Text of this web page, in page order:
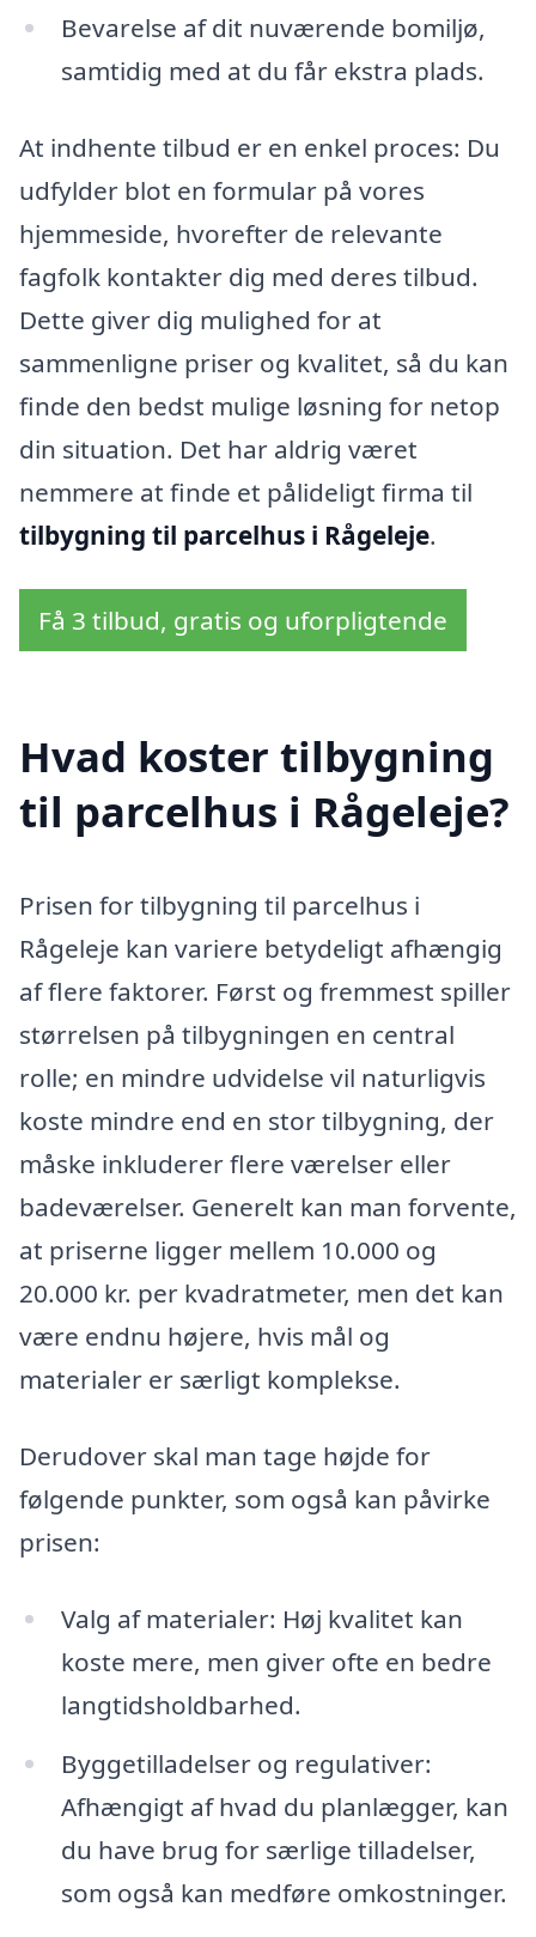
Bevarelse af dit nuværende bomiljø,
samtidig med at du får ekstra plads.
At indhente tilbud er en enkel proces: Du
udfylder blot en formular på vores
hjemmeside, hvorefter de relevante
fagfolk kontakter dig med deres tilbud.
Dette giver dig mulighed for at
sammenligne priser og kvalitet, så du kan
finde den bedst mulige løsning for netop
din situation. Det har aldrig været
nemmere at finde et pålideligt firma til
tilbygning til parcelhus i Rågeleje.
Få 3 tilbud, gratis og uforpligtende
Hvad koster tilbygning
til parcelhus i Rågeleje?
Prisen for tilbygning til parcelhus i
Rågeleje kan variere betydeligt afhængig
af flere faktorer. Først og fremmest spiller
størrelsen på tilbygningen en central
rolle; en mindre udvidelse vil naturligvis
koste mindre end en stor tilbygning, der
måske inkluderer flere værelser eller
badeværelser. Generelt kan man forvente,
at priserne ligger mellem 10.000 og
20.000 kr. per kvadratmeter, men det kan
være endnu højere, hvis mål og
materialer er særligt komplekse.
Derudover skal man tage højde for
følgende punkter, som også kan påvirke
prisen:
Valg af materialer: Høj kvalitet kan
koste mere, men giver ofte en bedre
langtidsholdbarhed.
Byggetilladelser og regulativer:
Afhængigt af hvad du planlægger, kan
du have brug for særlige tilladelser,
som også kan medføre omkostninger.